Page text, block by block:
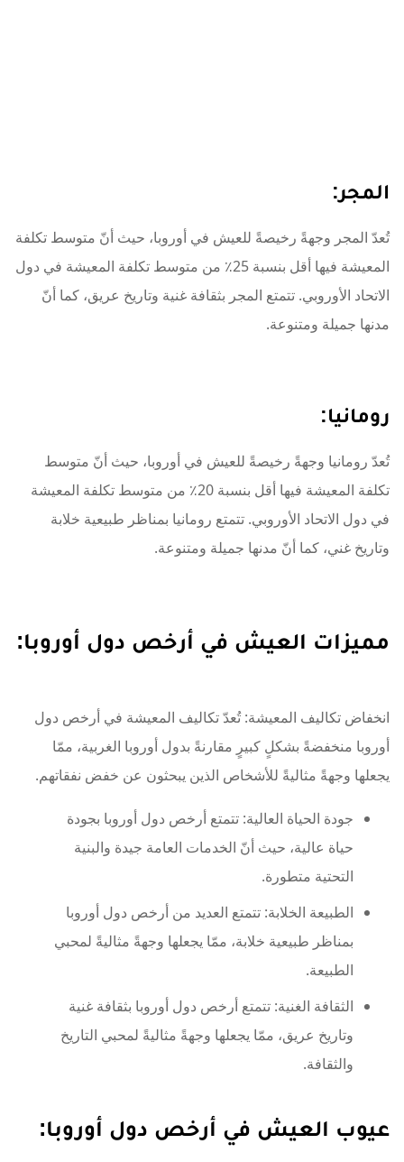
المجر:
تُعدّ المجر وجهةً رخيصةً للعيش في أوروبا، حيث أنّ متوسط ​​تكلفة
المعيشة فيها أقل بنسبة 25٪ من متوسط ​​تكلفة المعيشة في دول
الاتحاد الأوروبي. تتمتع المجر بثقافة غنية وتاريخ عريق، كما أنّ
مدنها جميلة ومتنوعة.
رومانيا:
تُعدّ رومانيا وجهةً رخيصةً للعيش في أوروبا، حيث أنّ متوسط ​​
تكلفة المعيشة فيها أقل بنسبة 20٪ من متوسط ​​تكلفة المعيشة
في دول الاتحاد الأوروبي. تتمتع رومانيا بمناظر طبيعية خلابة
وتاريخ غني، كما أنّ مدنها جميلة ومتنوعة.
مميزات العيش في أرخص دول أوروبا:
انخفاض تكاليف المعيشة: تُعدّ تكاليف المعيشة في أرخص دول
أوروبا منخفضةً بشكلٍ كبيرٍ مقارنةً بدول أوروبا الغربية، ممّا
يجعلها وجهةً مثاليةً للأشخاص الذين يبحثون عن خفض نفقاتهم.
جودة الحياة العالية: تتمتع أرخص دول أوروبا بجودة
حياة عالية، حيث أنّ الخدمات العامة جيدة والبنية
التحتية متطورة.
الطبيعة الخلابة: تتمتع العديد من أرخص دول أوروبا
بمناظر طبيعية خلابة، ممّا يجعلها وجهةً مثاليةً لمحبي
الطبيعة.
الثقافة الغنية: تتمتع أرخص دول أوروبا بثقافة غنية
وتاريخ عريق، ممّا يجعلها وجهةً مثاليةً لمحبي التاريخ
والثقافة.
عيوب العيش في أرخص دول أوروبا: